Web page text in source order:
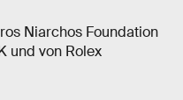
Niarchos Foundation
und von Rolex